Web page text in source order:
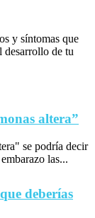
y síntomas que
desarrollo de tu
altera”
se podría decir
las...
deberías